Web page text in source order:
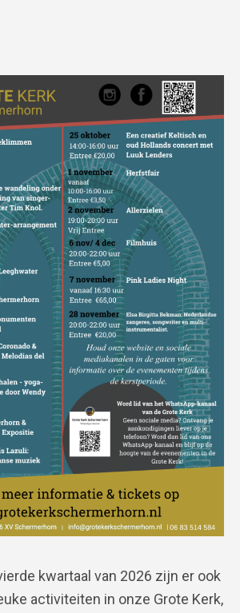
kwartaal van 2026 zijn er ook
activiteiten in onze Grote Kerk,